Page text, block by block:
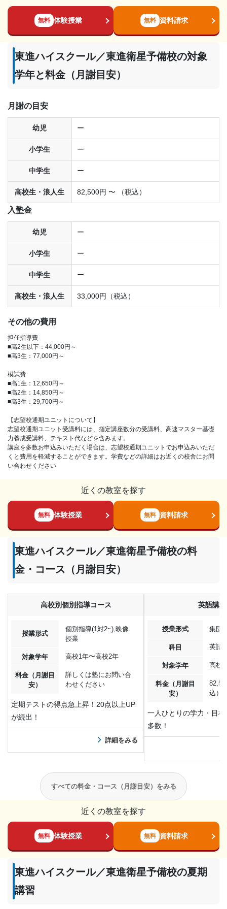
無料 体験授業 無料 資料請求
東進ハイスクール／東進衛星予備校の対象
学年と料金（月謝目安）
月謝の目安
幼児 ー
小学生 ー
中学生 ー
高校生・浪人生 82,500円 〜 （税込）
入塾金
幼児 ー
小学生 ー
中学生 ー
高校生・浪人生 33,000円（税込）
その他の費用
担任指導費
■高2生以下：44,000円～
■高3生：77,000円～
模試費
■高1生：12,650円～
■高2生：14,850円～
■高3生：29,700円～
【志望校通期ユニットについて】
志望校通期ユニット受講料には、指定講座数分の受講料、高速マスター基礎
力養成受講料、テキスト代などを含みます。
講座を多数お申込みいただく場合は、志望校通期ユニットでお申込みいただ
くと費用を軽減することができます。学費などの詳細はお近くの校舎にお問
い合わせください
近くの教室を探す
無料 体験授業 無料 資料請求
東進ハイスクール／東進衛星予備校の料
金・コース（月謝目安）
高校別個別指導コース
授業形式
個別指導(1対2~),映像
授業
対象学年 高校1年〜高校2年
料金（月謝目
安）
詳しくは塾にお問い合
わせください
定期テストの得点急上昇！20点以上UP
が続出！
詳細をみる
英語講座
授業形式 集団
科目 英語
対象学年 高校
料金（月謝目
安）
込）
一人ひとりの学力・目
多数！
すべての料金・コース（月謝目安）をみる
近くの教室を探す
無料 体験授業 無料 資料請求
東進ハイスクール／東進衛星予備校の夏期
講習